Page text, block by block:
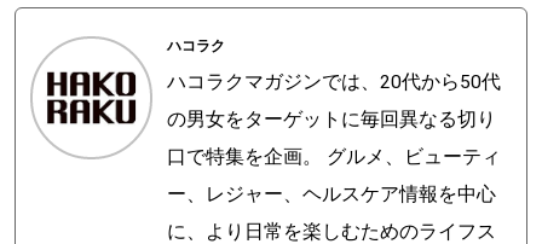
ハコラク
ハコラクマガジンでは、20代から50代
の男女をターゲットに毎回異なる切り
口で特集を企画。 グルメ、ビューティ
ー、レジャー、ヘルスケア情報を中心
に、より日常を楽しむためのライフス